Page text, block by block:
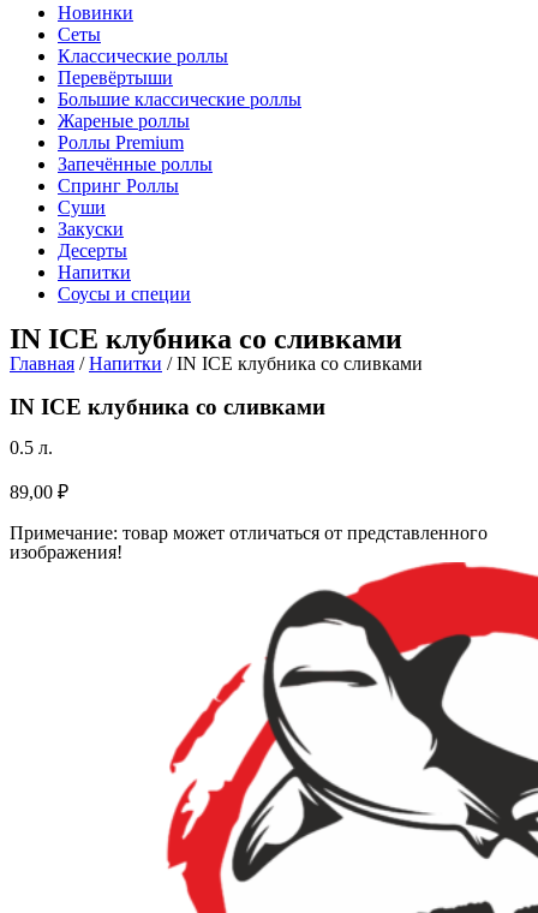
Новинки
Сеты
Классические роллы
Перевёртыши
Большие классические роллы
Жареные роллы
Роллы Premium
Запечённые роллы
Спринг Роллы
Суши
Закуски
Десерты
Напитки
Соусы и специи
IN ICE клубника со сливками
Главная /Напитки / IN ICE клубника со сливками
IN ICE клубника со сливками
0.5 л.
89,00 ₽
Примечание: товар может отличаться от представленного
изображения!